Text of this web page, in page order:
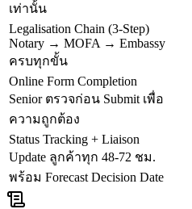
เท่านั้น
Legalisation Chain (3-Step)
Notary → MOFA → Embassy
ครบทุกขั้น
Online Form Completion
Senior ตรวจก่อน Submit เพื่อ
ความถูกต้อง
Status Tracking + Liaison
Update ลูกค้าทุก 48-72 ชม.
พร้อม Forecast Decision Date